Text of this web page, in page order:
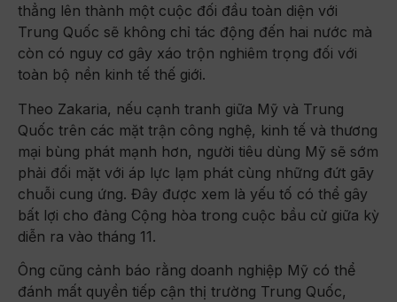
thẳng lên thành một cuộc đối đầu toàn diện với
Trung Quốc sẽ không chỉ tác động đến hai nước mà
còn có nguy cơ gây xáo trộn nghiêm trọng đối với
toàn bộ nền kinh tế thế giới.
Theo Zakaria, nếu cạnh tranh giữa Mỹ và Trung
Quốc trên các mặt trận công nghệ, kinh tế và thương
mại bùng phát mạnh hơn, người tiêu dùng Mỹ sẽ sớm
phải đối mặt với áp lực lạm phát cùng những đứt gãy
chuỗi cung ứng. Đây được xem là yếu tố có thể gây
bất lợi cho đảng Cộng hòa trong cuộc bầu cử giữa kỳ
diễn ra vào tháng 11.
Ông cũng cảnh báo rằng doanh nghiệp Mỹ có thể
đánh mất quyền tiếp cận thị trường Trung Quốc,